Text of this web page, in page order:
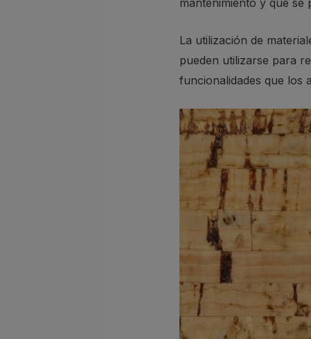
La utilización de
pueden utilizarse para
funcionalidades que los